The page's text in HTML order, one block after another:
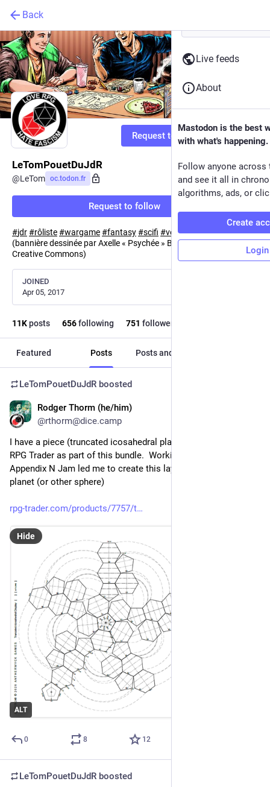
Back
Request to follow
LeTomPouetDuJdR
@LeTom oc.todon.fr
Request to follow
#jdr#rôliste#wargame#fantasy#scifi #veille#curation
(bannière dessinée par Axelle « Psychée » Bouet, sous licence
Creative Commons)
JOINED
Apr 05, 2017
11Kposts 656following 751 followers
Featured Posts Posts and replies
LeTomPouetDuJdR boosted
Rodger Thorm (he/him)
@rthorm@dice.camp
I have a piece (truncated icosahedral planetary display) on
RPG Trader as part of this bundle.  Working on the recent
Appendix N Jam led me to create this layout for mapping a
planet (or other sphere)
rpg-trader.com/products/7757/t
ALT
Hide
0 8 12
LeTomPouetDuJdR boosted
Live feeds
About
Mastodon is the best
with what's happening.
Follow anyone across
and see it all in
algorithms, ads, or
Create
Login